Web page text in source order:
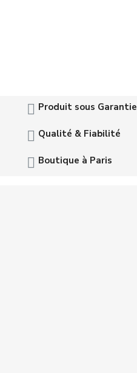
Produit sous Garantie
Qualité & Fiabilité
Boutique à Paris